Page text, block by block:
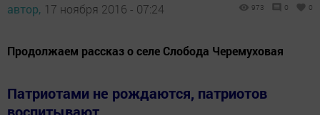
автор, 17 ноября 2016 - 07:24 973 0 0
Продолжаем рассказ о селе Слобода Черемуховая
Патриотами не рождаются, патриотов